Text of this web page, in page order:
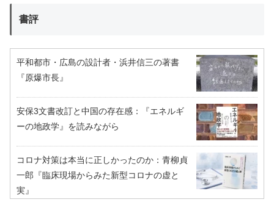
書評
平和都市・広島の設計者・浜井信三の著書
『原爆市長』
安保3文書改訂と中国の存在感：『エネルギ
ーの地政学』を読みながら
コロナ対策は本当に正しかったのか：青柳貞
一郎『臨床現場からみた新型コロナの虚と
実』